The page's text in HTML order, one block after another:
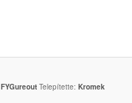
FYGureoutTelepítette: Kromek